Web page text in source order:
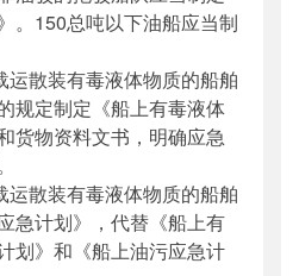
。150总吨以下油船应当制
散装有毒液体物质的船舶
规定制定《船上有毒液体
货物资料文书，明确应急
散装有毒液体物质的船舶
急计划》，代替《船上有
划》和《船上油污应急计